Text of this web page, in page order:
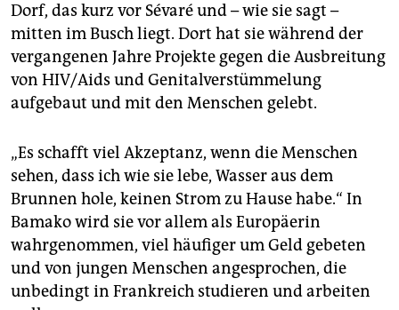
Dorf, das kurz vor Sévaré und – wie sie sagt –
mitten im Busch liegt. Dort hat sie während der
vergangenen Jahre Projekte gegen die Ausbreitung
von HIV/Aids und Genitalverstümmelung
aufgebaut und mit den Menschen gelebt.
„Es schafft viel Akzeptanz, wenn die Menschen
sehen, dass ich wie sie lebe, Wasser aus dem
Brunnen hole, keinen Strom zu Hause habe.“ In
Bamako wird sie vor allem als Europäerin
wahrgenommen, viel häufiger um Geld gebeten
und von jungen Menschen angesprochen, die
unbedingt in Frankreich studieren und arbeiten